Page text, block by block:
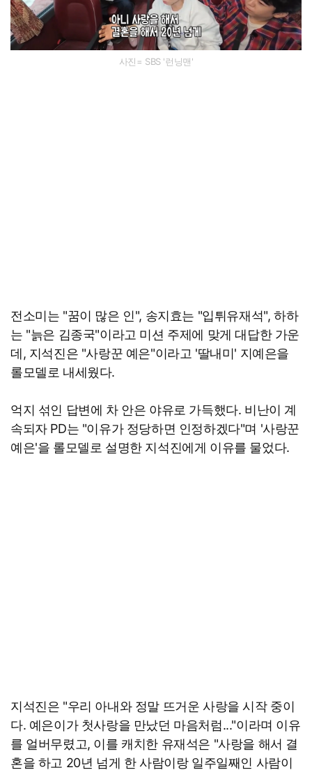
사진= SBS '런닝맨'
전소미는 "꿈이 많은 인", 송지효는 "입튀유재석", 하하
는 "늙은 김종국"이라고 미션 주제에 맞게 대답한 가운
데, 지석진은 "사랑꾼 예은"이라고 '딸내미' 지예은을
롤모델로 내세웠다.
억지 섞인 답변에 차 안은 야유로 가득했다. 비난이 계
속되자 PD는 "이유가 정당하면 인정하겠다"며 '사랑꾼
예은'을 롤모델로 설명한 지석진에게 이유를 물었다.
지석진은 "우리 아내와 정말 뜨거운 사랑을 시작 중이
다. 예은이가 첫사랑을 만났던 마음처럼..."이라며 이유
를 얼버무렸고, 이를 캐치한 유재석은 "사랑을 해서 결
혼을 하고 20년 넘게 한 사람이랑 일주일째인 사람이